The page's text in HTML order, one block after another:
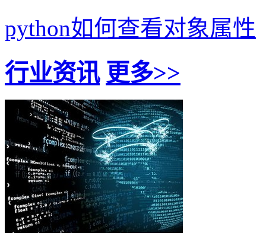
python如何查看对象属性
行业资讯 更多>>